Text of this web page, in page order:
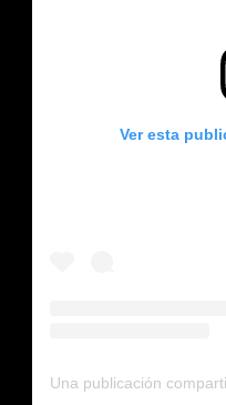
Ver esta